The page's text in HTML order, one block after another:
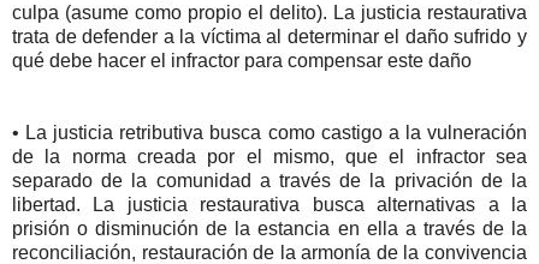
culpa (asume como propio el delito). La justicia restaurativa
trata de defender a la víctima al determinar el daño sufrido y
qué debe hacer el infractor para compensar este daño
• La justicia retributiva busca como castigo a la vulneración
de la norma creada por el mismo, que el infractor sea
separado de la comunidad a través de la privación de la
libertad. La justicia restaurativa busca alternativas a la
prisión o disminución de la estancia en ella a través de la
reconciliación, restauración de la armonía de la convivencia